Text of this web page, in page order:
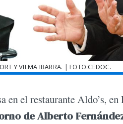
Y VILMA IBARRA. | FOTO:CEDOC.
en el restaurante Aldo’s,
deAlberto